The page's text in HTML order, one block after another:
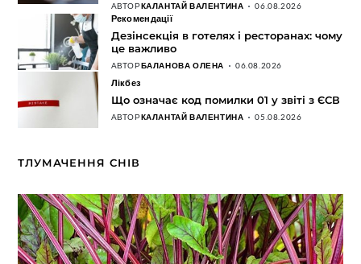
АВТОРКАЛАНТАЙ ВАЛЕНТИНА 06.08.2026
Рекомендації
Дезінсекція в готелях і ресторанах: чому
це важливо
АВТОРБАЛАНОВА ОЛЕНА 06.08.2026
Лікбез
Що означає код помилки 01 у звіті з ЄСВ
АВТОРКАЛАНТАЙ ВАЛЕНТИНА 05.08.2026
ТЛУМАЧЕННЯ СНІВ